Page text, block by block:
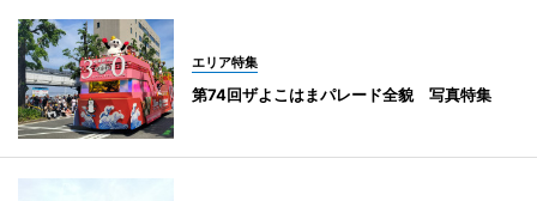
エリア特集
第74回ザよこはまパレード全貌 写真特集